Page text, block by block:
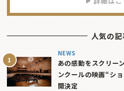
人気の記
NEWS
あの感動をスクリー
ンクールの映画“シ
開決定